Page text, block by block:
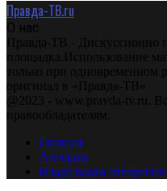
Правда-ТВ.ru
О нас
Правда-ТВ - Дискуссионно
площадка.Использование
только при одновременном
оригинал в «Правда-ТВ»
@2023 - www.pravda-tv.ru.
правообладателям.
Главная
Авторам
Владельцам